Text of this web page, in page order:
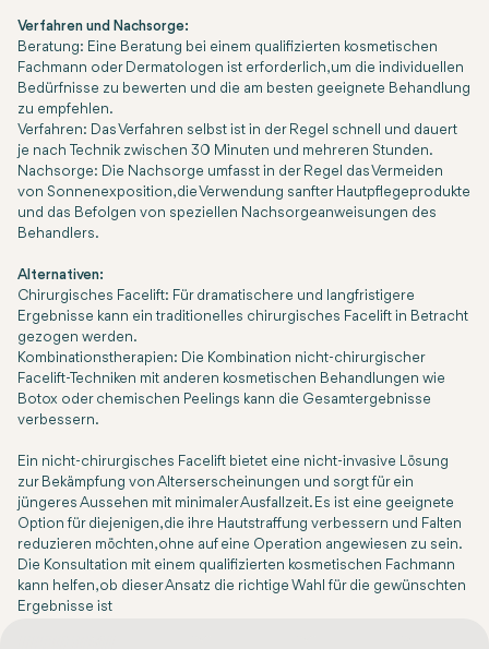
Verfahren und Nachsorge:
Beratung: Eine Beratung bei einem qualifizierten kosmetischen
Fachmann oder Dermatologen ist erforderlich, um die individuellen
Bedürfnisse zu bewerten und die am besten geeignete Behandlung
zu empfehlen.
Verfahren: Das Verfahren selbst ist in der Regel schnell und dauert
je nach Technik zwischen 30 Minuten und mehreren Stunden.
Nachsorge: Die Nachsorge umfasst in der Regel das Vermeiden
von Sonnenexposition, die Verwendung sanfter Hautpflegeprodukte
und das Befolgen von speziellen Nachsorgeanweisungen des
Behandlers.
Alternativen:
Chirurgisches Facelift: Für dramatischere und langfristigere
Ergebnisse kann ein traditionelles chirurgisches Facelift in Betracht
gezogen werden.
Kombinationstherapien: Die Kombination nicht-chirurgischer
Facelift-Techniken mit anderen kosmetischen Behandlungen wie
Botox oder chemischen Peelings kann die Gesamtergebnisse
verbessern.
Ein nicht-chirurgisches Facelift bietet eine nicht-invasive Lösung
zur Bekämpfung von Alterserscheinungen und sorgt für ein
jüngeres Aussehen mit minimaler Ausfallzeit. Es ist eine geeignete
Option für diejenigen, die ihre Hautstraffung verbessern und Falten
reduzieren möchten, ohne auf eine Operation angewiesen zu sein.
Die Konsultation mit einem qualifizierten kosmetischen Fachmann
kann helfen, ob dieser Ansatz die richtige Wahl für die gewünschten
Ergebnisse ist